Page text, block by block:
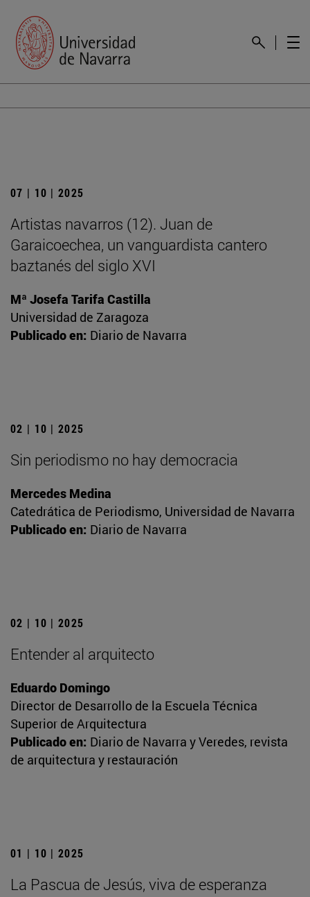
07 | 10 | 2025
Artistas navarros (12). Juan de
Garaicoechea, un vanguardista cantero
baztanés del siglo XVI
Mª Josefa Tarifa Castilla
Universidad de Zaragoza
Publicado en: Diario de Navarra
02 | 10 | 2025
Sin periodismo no hay democracia
Mercedes Medina
Catedrática de Periodismo, Universidad de Navarra
Publicado en: Diario de Navarra
02 | 10 | 2025
Entender al arquitecto
Eduardo Domingo
Director de Desarrollo de la Escuela Técnica
Superior de Arquitectura
Publicado en: Diario de Navarra y Veredes, revista
de arquitectura y restauración
01 | 10 | 2025
La Pascua de Jesús, viva de esperanza